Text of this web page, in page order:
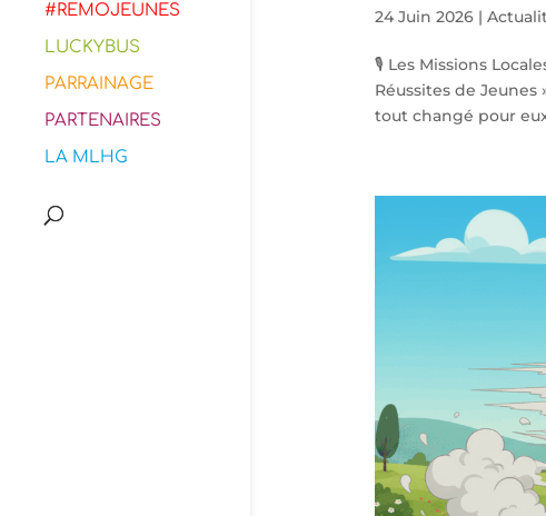
#REMOJEUNES
LUCKYBUS
PARRAINAGE
PARTENAIRES
LA MLHG
24 Juin 2026|
🎙️ Les Missions
Réussites de
tout changé pour